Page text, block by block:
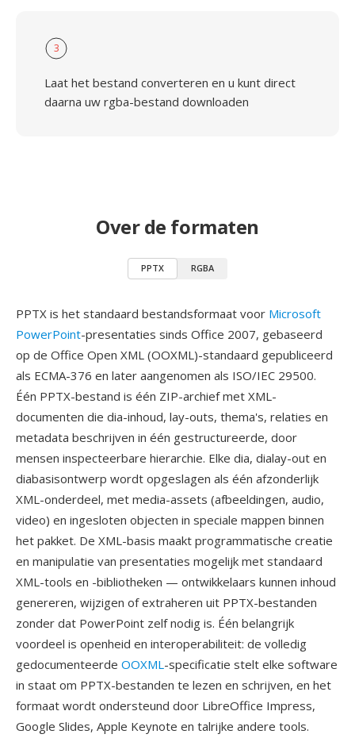
3
Laat het bestand converteren en u kunt direct
daarna uw rgba-bestand downloaden
Over de formaten
PPTX RGBA
PPTX is het standaard bestandsformaat voor Microsoft
PowerPoint-presentaties sinds Office 2007, gebaseerd
op de Office Open XML (OOXML)-standaard gepubliceerd
als ECMA-376 en later aangenomen als ISO/IEC 29500.
Één PPTX-bestand is één ZIP-archief met XML-
documenten die dia-inhoud, lay-outs, thema's, relaties en
metadata beschrijven in één gestructureerde, door
mensen inspecteerbare hierarchie. Elke dia, dialay-out en
diabasisontwerp wordt opgeslagen als één afzonderlijk
XML-onderdeel, met media-assets (afbeeldingen, audio,
video) en ingesloten objecten in speciale mappen binnen
het pakket. De XML-basis maakt programmatische creatie
en manipulatie van presentaties mogelijk met standaard
XML-tools en -bibliotheken — ontwikkelaars kunnen inhoud
genereren, wijzigen of extraheren uit PPTX-bestanden
zonder dat PowerPoint zelf nodig is. Één belangrijk
voordeel is openheid en interoperabiliteit: de volledig
gedocumenteerde OOXML-specificatie stelt elke software
in staat om PPTX-bestanden te lezen en schrijven, en het
formaat wordt ondersteund door LibreOffice Impress,
Google Slides, Apple Keynote en talrijke andere tools.